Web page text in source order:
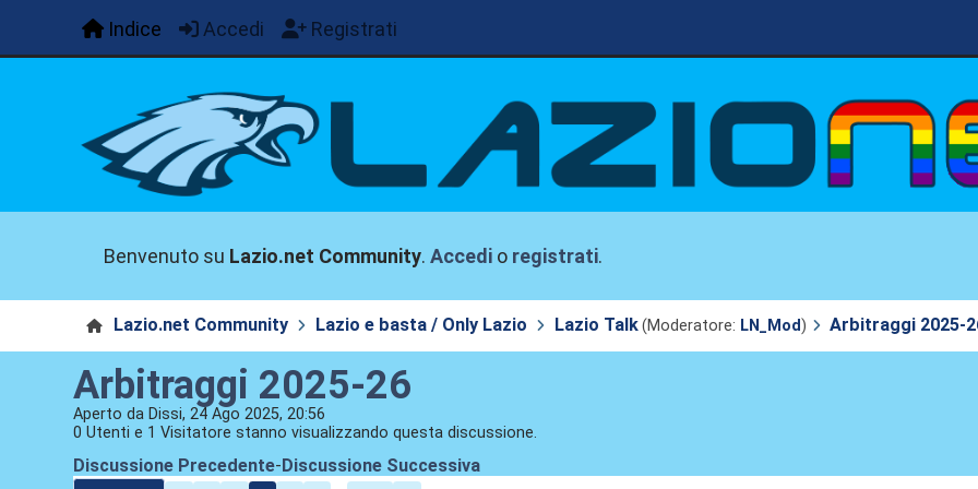
Indice Accedi Registrati
Benvenuto su Lazio.net Community.Accedi o registrati.
Lazio.net Community Lazio e basta / Only Lazio Lazio Talk(Moderatore: LN_Mod) Arbitraggi 2025-
Arbitraggi 2025-26
Aperto da Dissi, 24 Ago 2025, 20:56
0 Utenti e 1 Visitatore stanno visualizzando questa discussione.
Discussione Precedente- Discussione Successiva